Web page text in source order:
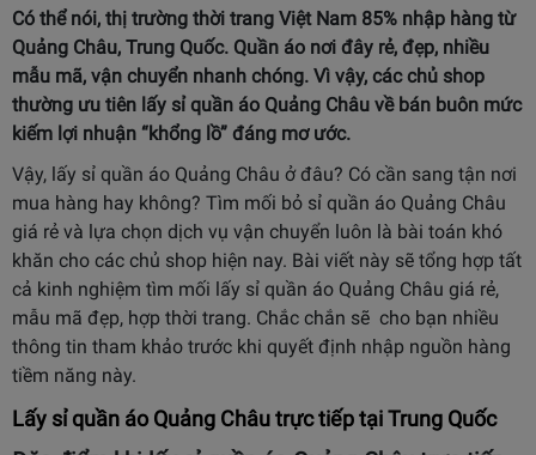
Có thể nói, thị trường thời trang Việt Nam 85% nhập hàng từ
Quảng Châu, Trung Quốc. Quần áo nơi đây rẻ, đẹp, nhiều
mẫu mã, vận chuyển nhanh chóng. Vì vậy, các chủ shop
thường ưu tiên lấy sỉ quần áo Quảng Châu về bán buôn mức
kiếm lợi nhuận “khổng lồ” đáng mơ ước.
Vậy, lấy sỉ quần áo Quảng Châu ở đâu? Có cần sang tận nơi
mua hàng hay không? Tìm mối bỏ sỉ quần áo Quảng Châu
giá rẻ và lựa chọn dịch vụ vận chuyển luôn là bài toán khó
khăn cho các chủ shop hiện nay. Bài viết này sẽ tổng hợp tất
cả kinh nghiệm tìm mối lấy sỉ quần áo Quảng Châu giá rẻ,
mẫu mã đẹp, hợp thời trang. Chắc chắn sẽ cho bạn nhiều
thông tin tham khảo trước khi quyết định nhập nguồn hàng
tiềm năng này.
Lấy sỉ quần áo Quảng Châu trực tiếp tại Trung Quốc